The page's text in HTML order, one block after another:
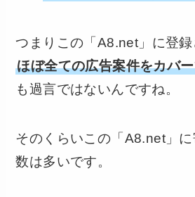
つまりこの「A8.net」に登
ほぼ全ての広告案件をカバ
も過言ではないんですね。
そのくらいこの「A8.net」
数は多いです。